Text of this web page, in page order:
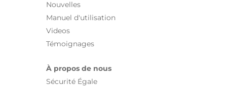
Nouvelles
Manuel d'utilisation
Videos
Témoignages
À propos de nous
Sécurité Égale